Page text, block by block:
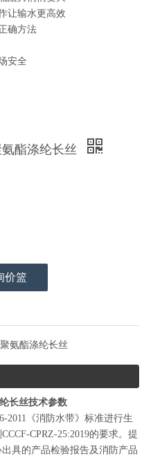
让输水更高效
确方法
安全
酯涤纶长丝
价篮
氨酯涤纶长丝
长丝技术参数
2011《消防水带》标准进行生
CPRZ-25:2019的要求。提
具的产品检验报告及消防产品